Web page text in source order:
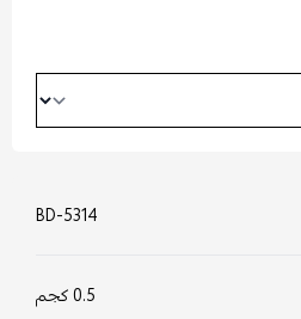
BD-5314
0.5 كجم